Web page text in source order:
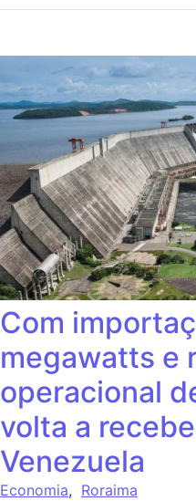
Com
megawatts e
operacional
volta a
Venezuela
Economia, Roraima